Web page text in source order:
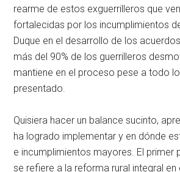
rearme de estos exguerrilleros que
fortalecidas por los incumplimientos
Duque en el desarrollo de los
más del 90% de los guerrilleros
mantiene en el proceso pese a todo
presentado.
Quisiera hacer un balance sucinto,
ha logrado implementar y en dónde
e incumplimientos mayores. El primer
se refiere a la reforma rural integral